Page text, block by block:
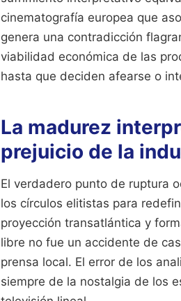
cinematografía europea que
genera una contradicción
viabilidad económica de las
hasta que deciden afearse o
La madurez
prejuicio de la
El verdadero punto de ruptura
los círculos elitistas para
proyección transatlántica y
libre no fue un accidente de
prensa local. El error de los
siempre de la nostalgia de los